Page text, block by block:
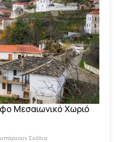
Μεσαιωνικό Χωριό
Σχόλια